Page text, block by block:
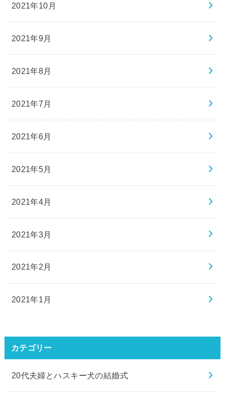
2021年10月
2021年9月
2021年8月
2021年7月
2021年6月
2021年5月
2021年4月
2021年3月
2021年2月
2021年1月
カテゴリー
20代夫婦とハスキー犬の結婚式